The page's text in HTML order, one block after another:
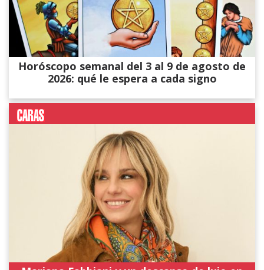
Horóscopo semanal del 3 al 9 de agosto de
2026: qué le espera a cada signo